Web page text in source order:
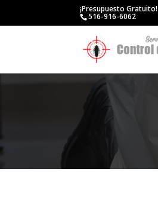
¡Presupuesto Gratuito!
516-916-6062